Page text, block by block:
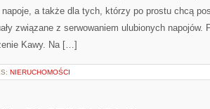
napoje, a także dla tych, którzy po prostu chcą
związane z serwowaniem ulubionych napojów.
Kawy. Na […]
NIERUCHOMOŚCI